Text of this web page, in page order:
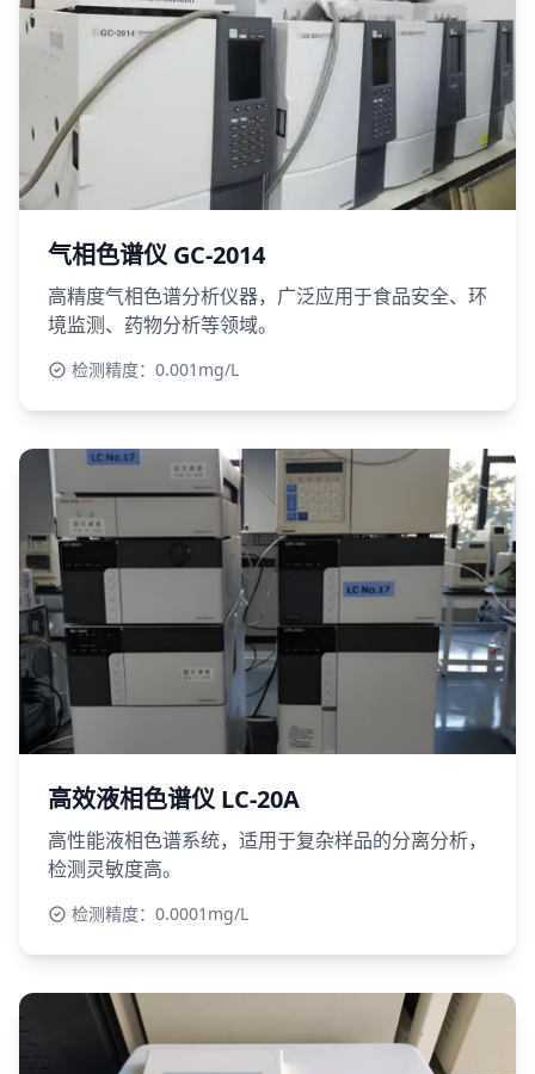
气相色谱仪 GC-2014
高精度气相色谱分析仪器，广泛应用于食品安全、环
境监测、药物分析等领域。
检测精度：0.001mg/L
高效液相色谱仪 LC-20A
高性能液相色谱系统，适用于复杂样品的分离分析，
检测灵敏度高。
检测精度：0.0001mg/L